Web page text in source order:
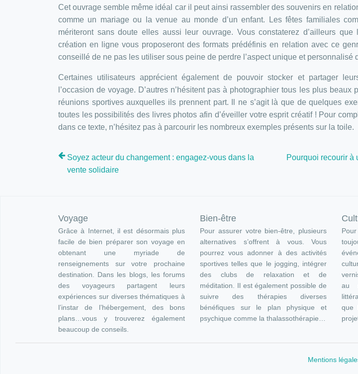
Cet ouvrage semble même idéal car il peut ainsi rassembler des souvenirs en
comme un mariage ou la venue au monde d’un enfant. Les fêtes familiales
mériteront sans doute elles aussi leur ouvrage. Vous constaterez d’ailleurs
création en ligne vous proposeront des formats prédéfinis en relation avec ce
conseillé de ne pas les utiliser sous peine de perdre l’aspect unique et personnalisé
Certaines utilisateurs apprécient également de pouvoir stocker et partager
l’occasion de voyage. D’autres n’hésitent pas à photographier tous les plus beaux
réunions sportives auxquelles ils prennent part. Il ne s’agit là que de quelques
toutes les possibilités des livres photos afin d’éveiller votre esprit créatif ! Pour
dans ce texte, n’hésitez pas à parcourir les nombreux exemples présents sur la toile.
Soyez acteur du changement : engagez-vous dans la
vente solidaire
Pourquoi recourir à
Voyage
Grâce à Internet, il est désormais plus
facile de bien préparer son voyage en
obtenant une myriade de
renseignements sur votre prochaine
destination. Dans les blogs, les forums
des voyageurs partagent leurs
expériences sur diverses thématiques à
l’instar de l’hébergement, des bons
plans…vous y trouverez également
beaucoup de conseils.
Bien-être
Pour assurer votre bien-être, plusieurs
alternatives s’offrent à vous. Vous
pourrez vous adonner à des activités
sportives telles que le jogging, intégrer
des clubs de relaxation et de
méditation. Il est également possible de
suivre des thérapies diverses
bénéfiques sur le plan physique et
psychique comme la thalassothérapie…
au
que
Mentions